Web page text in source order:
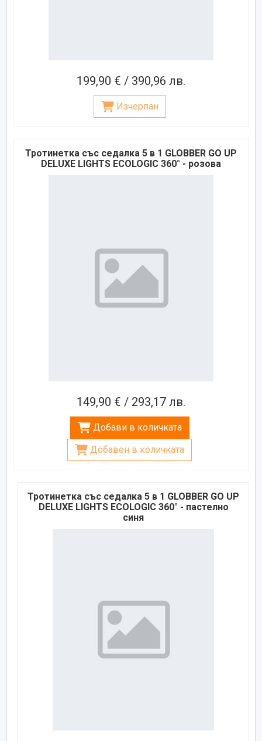
199,90 € / 390,96 лв.
Изчерпан
Тротинетка със седалка 5 в 1 GLOBBER GO UP
DELUXE LIGHTS ECOLOGIC 360° - розова
149,90 € / 293,17 лв.
Добави в количката
Добавен в количката
Тротинетка със седалка 5 в 1 GLOBBER GO UP
DELUXE LIGHTS ECOLOGIC 360° - пастелно
синя